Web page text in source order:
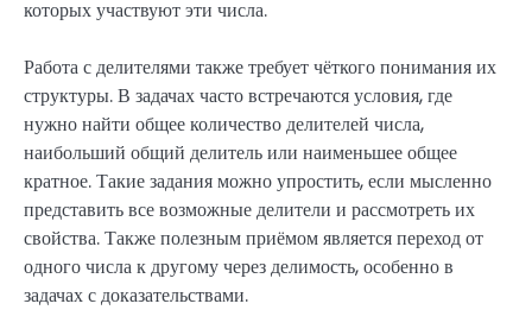
которых участвуют эти числа.
Работа с делителями также требует чёткого понимания их
структуры. В задачах часто встречаются условия, где
нужно найти общее количество делителей числа,
наибольший общий делитель или наименьшее общее
кратное. Такие задания можно упростить, если мысленно
представить все возможные делители и рассмотреть их
свойства. Также полезным приёмом является переход от
одного числа к другому через делимость, особенно в
задачах с доказательствами.